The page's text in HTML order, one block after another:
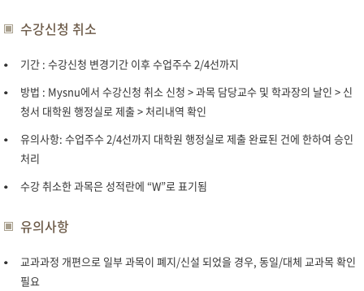
수강신청 취소
기간 : 수강신청 변경기간 이후 수업주수 2/4선까지
방법 : Mysnu에서 수강신청 취소 신청 > 과목 담당교수 및 학과장의 날인 > 신
청서 대학원 행정실로 제출 > 처리내역 확인
유의사항: 수업주수 2/4선까지 대학원 행정실로 제출 완료된 건에 한하여 승인
처리
수강 취소한 과목은 성적란에 “W”로 표기됨
유의사항
교과과정 개편으로 일부 과목이 폐지/신설 되었을 경우, 동일/대체 교과목 확인
필요